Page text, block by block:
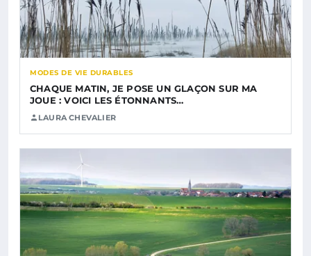
MODES DE VIE DURABLES
CHAQUE MATIN, JE POSE UN GLAÇON SUR MA
JOUE : VOICI LES ÉTONNANTS…
LAURA CHEVALIER